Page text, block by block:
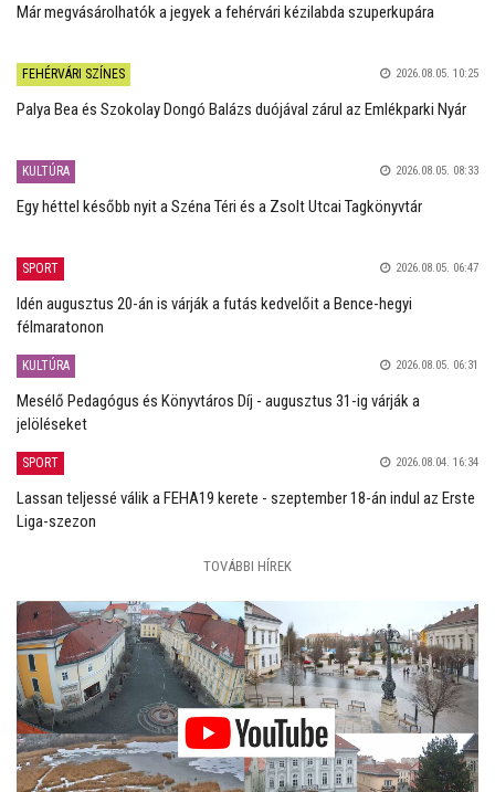
Már megvásárolhatók a jegyek a fehérvári kézilabda szuperkupára
FEHÉRVÁRI SZÍNES 2026.08.05. 10:25
Palya Bea és Szokolay Dongó Balázs duójával zárul az Emlékparki Nyár
KULTÚRA 2026.08.05. 08:33
Egy héttel később nyit a Széna Téri és a Zsolt Utcai Tagkönyvtár
SPORT 2026.08.05. 06:47
Idén augusztus 20-án is várják a futás kedvelőit a Bence-hegyi
félmaratonon
KULTÚRA 2026.08.05. 06:31
Mesélő Pedagógus és Könyvtáros Díj - augusztus 31-ig várják a
jelöléseket
SPORT 2026.08.04. 16:34
Lassan teljessé válik a FEHA19 kerete - szeptember 18-án indul az Erste
Liga-szezon
TOVÁBBI HÍREK